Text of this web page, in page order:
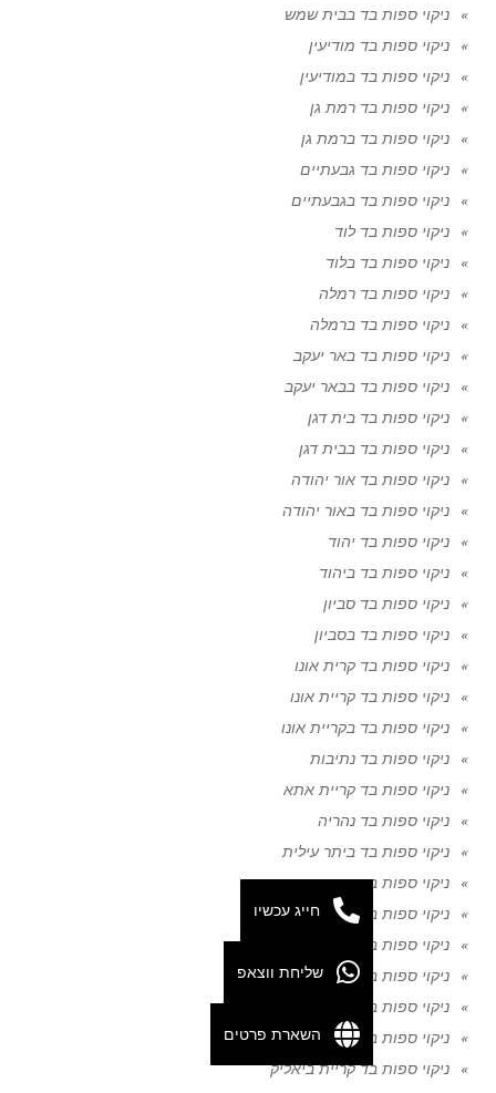
ניקוי ספות בד בבית שמש
ניקוי ספות בד מודיעין
ניקוי ספות בד במודיעין
ניקוי ספות בד רמת גן
ניקוי ספות בד ברמת גן
ניקוי ספות בד גבעתיים
ניקוי ספות בד בגבעתיים
ניקוי ספות בד לוד
ניקוי ספות בד בלוד
ניקוי ספות בד רמלה
ניקוי ספות בד ברמלה
ניקוי ספות בד באר יעקב
ניקוי ספות בד בבאר יעקב
ניקוי ספות בד בית דגן
ניקוי ספות בד בבית דגן
ניקוי ספות בד אור יהודה
ניקוי ספות בד באור יהודה
ניקוי ספות בד יהוד
ניקוי ספות בד ביהוד
ניקוי ספות בד סביון
ניקוי ספות בד בסביון
ניקוי ספות בד קרית אונו
ניקוי ספות בד קריית אונו
ניקוי ספות בד בקריית אונו
ניקוי ספות בד נתיבות
ניקוי ספות בד קריית אתא
ניקוי ספות בד נהריה
ניקוי ספות בד ביתר עילית
ניקוי ספות בד קריית גת
ניקוי ספות בד נצרת
ניקוי ספות בד בני ברק
ניקוי ספות בד יפו
ניקוי ספות בד אופקים
ניקוי ספות בד נוף הגליל
ניקוי ספות בד קריית ביאליק
חייג עכשיו
שליחת ווצאפ
השארת פרטים